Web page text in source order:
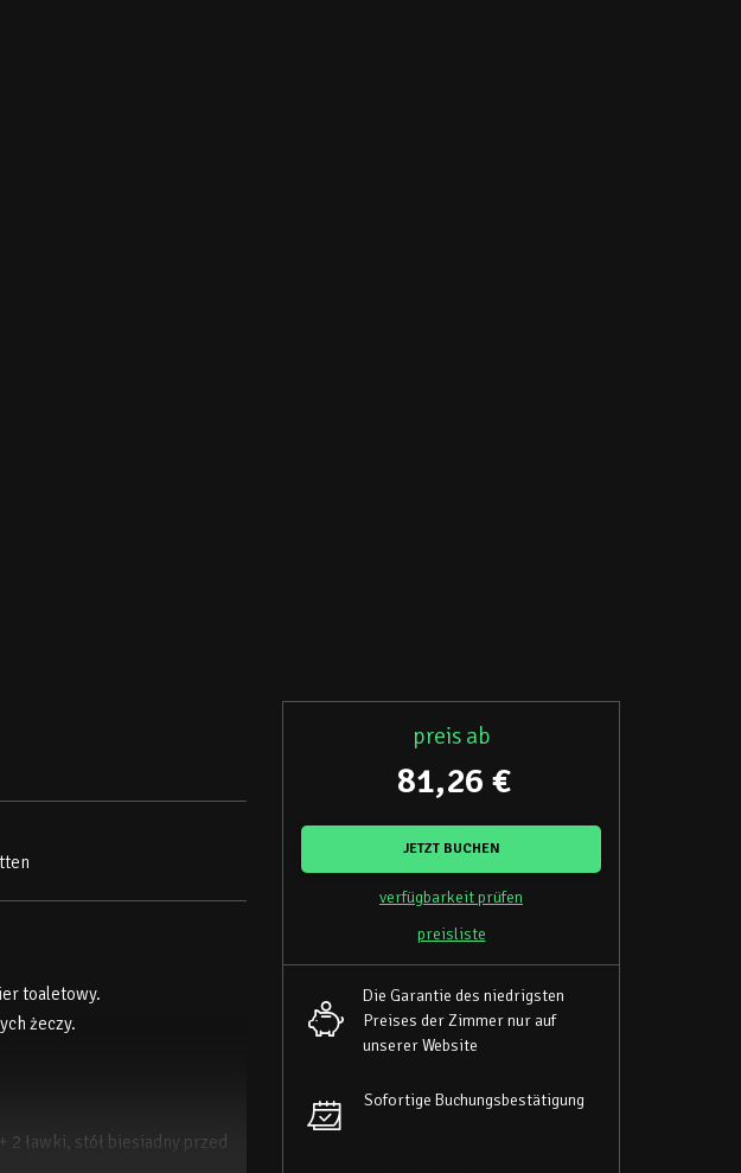
toaletowy.
żeczy.
2 ławki, stół biesiadny przed
preis ab
81,26 €
JETZT BUCHEN
verfügbarkeit prüfen
preisliste
Die Garantie des niedrigsten
Preises der Zimmer nur auf
unserer Website
Sofortige Buchungsbestätigung